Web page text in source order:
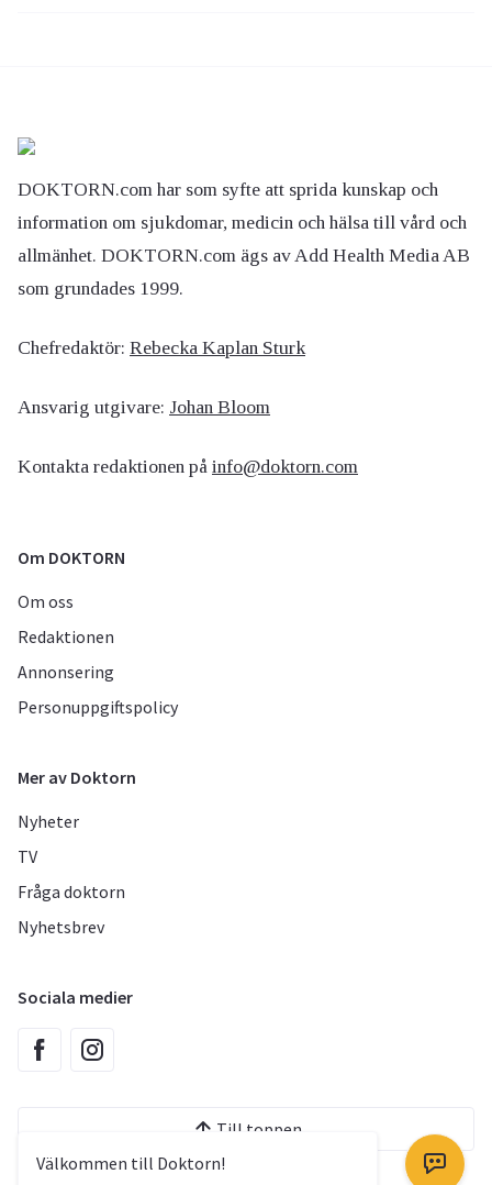
Välkommen till Doktorn!
DOKTORN.com har som syfte att sprida kunskap och
information om sjukdomar, medicin och hälsa till vård och
allmänhet. DOKTORN.com ägs av Add Health Media AB
som grundades 1999.
Chefredaktör: Rebecka Kaplan Sturk
Ansvarig utgivare: Johan Bloom
Kontakta redaktionen på info@doktorn.com
Om DOKTORN
Om oss
Redaktionen
Annonsering
Personuppgiftspolicy
Mer av Doktorn
Nyheter
TV
Fråga doktorn
Nyhetsbrev
Sociala medier
Till toppen